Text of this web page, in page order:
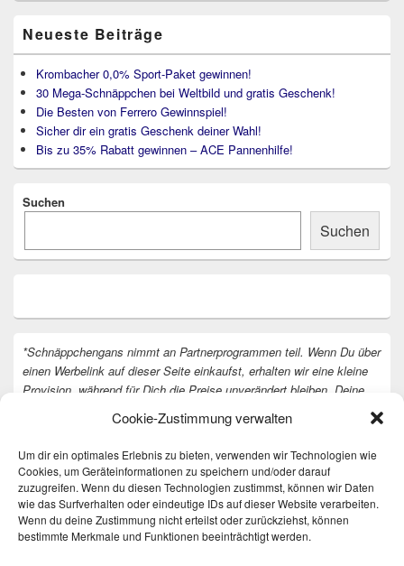
Cookie-Zustimmung verwalten
Um dir ein optimales Erlebnis zu bieten, verwenden wir Technologien wie
Cookies, um Geräteinformationen zu speichern und/oder darauf
zuzugreifen. Wenn du diesen Technologien zustimmst, können wir Daten
wie das Surfverhalten oder eindeutige IDs auf dieser Website verarbeiten.
Wenn du deine Zustimmung nicht erteilst oder zurückziehst, können
bestimmte Merkmale und Funktionen beeinträchtigt werden.
Neueste Beiträge
Krombacher 0,0% Sport-Paket gewinnen!
30 Mega-Schnäppchen bei Weltbild und gratis Geschenk!
Die Besten von Ferrero Gewinnspiel!
Sicher dir ein gratis Geschenk deiner Wahl!
Bis zu 35% Rabatt gewinnen – ACE Pannenhilfe!
Suchen
Suchen
*Schnäppchengans nimmt an Partnerprogrammen teil. Wenn Du über
einen Werbelink auf dieser Seite einkaufst, erhalten wir eine kleine
Provision, während für Dich die Preise unverändert bleiben. Deine
Vielen Dank dafür!